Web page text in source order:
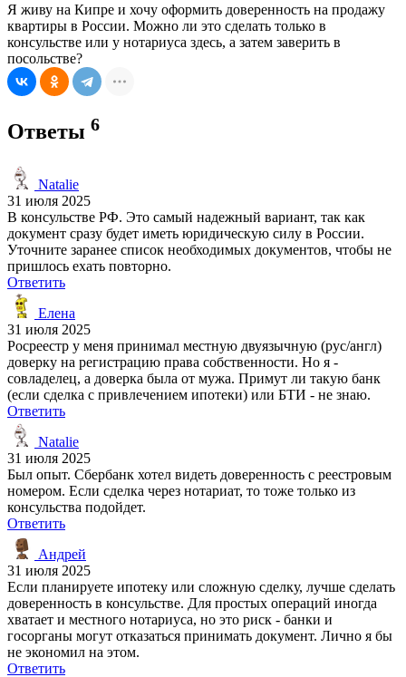
Я живу на Кипре и хочу оформить доверенность на продажу
квартиры в России. Можно ли это сделать только в
консульстве или у нотариуса здесь, а затем заверить в
посольстве?
Ответы 6
Natalie
31 июля 2025
В консульстве РФ. Это самый надежный вариант, так как
документ сразу будет иметь юридическую силу в России.
Уточните заранее список необходимых документов, чтобы не
пришлось ехать повторно.
Ответить
Елена
31 июля 2025
Росреестр у меня принимал местную двуязычную (рус/англ)
доверку на регистрацию права собственности. Но я -
совладелец, а доверка была от мужа. Примут ли такую банк
(если сделка с привлечением ипотеки) или БТИ - не знаю.
Ответить
Natalie
31 июля 2025
Был опыт. Сбербанк хотел видеть доверенность с реестровым
номером. Если сделка через нотариат, то тоже только из
консульства подойдет.
Ответить
Андрей
31 июля 2025
Если планируете ипотеку или сложную сделку, лучше сделать
доверенность в консульстве. Для простых операций иногда
хватает и местного нотариуса, но это риск - банки и
госорганы могут отказаться принимать документ. Лично я бы
не экономил на этом.
Ответить